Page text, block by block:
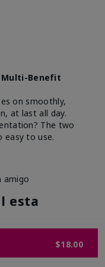
$18.00
Multi-Benefit
on smoothly,
at last all day.
The two
easy to use.
amigo
esta